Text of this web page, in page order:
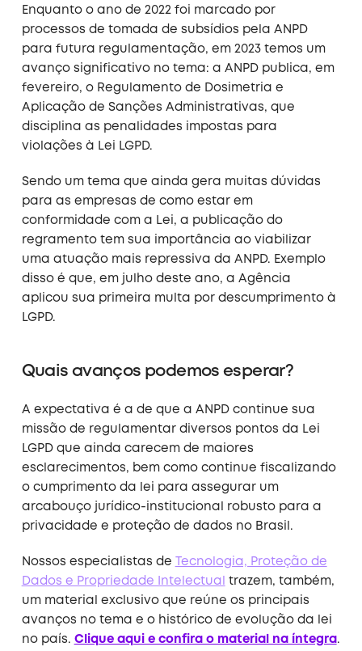
Enquanto o ano de 2022 foi marcado por
processos de tomada de subsídios pela ANPD
para futura regulamentação, em 2023 temos um
avanço significativo no tema: a ANPD publica, em
fevereiro, o Regulamento de Dosimetria e
Aplicação de Sanções Administrativas, que
disciplina as penalidades impostas para
violações à Lei LGPD.
Sendo um tema que ainda gera muitas dúvidas
para as empresas de como estar em
conformidade com a Lei, a publicação do
regramento tem sua importância ao viabilizar
uma atuação mais repressiva da ANPD. Exemplo
disso é que, em julho deste ano, a Agência
aplicou sua primeira multa por descumprimento à
LGPD.
Quais avanços podemos esperar?
A expectativa é a de que a ANPD continue sua
missão de regulamentar diversos pontos da Lei
LGPD que ainda carecem de maiores
esclarecimentos, bem como continue fiscalizando
o cumprimento da lei para assegurar um
arcabouço jurídico-institucional robusto para a
privacidade e proteção de dados no Brasil.
Nossos especialistas de
Tecnologia, Proteção de
Dados e Propriedade Intelectual
trazem, também,
um material exclusivo que reúne os principais
avanços no tema e o histórico de evolução da lei
no país. Clique aqui e confira o material na íntegra .